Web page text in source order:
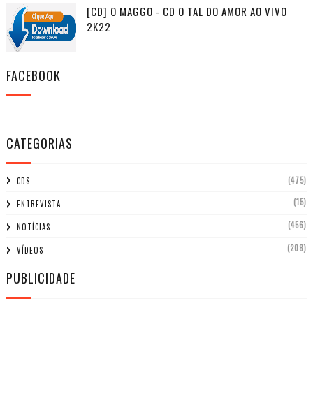
[CD] O MAGGO - CD O TAL DO AMOR AO VIVO
2K22
FACEBOOK
CATEGORIAS
CDS (475)
ENTREVISTA (15)
NOTÍCIAS (456)
VÍDEOS (208)
PUBLICIDADE